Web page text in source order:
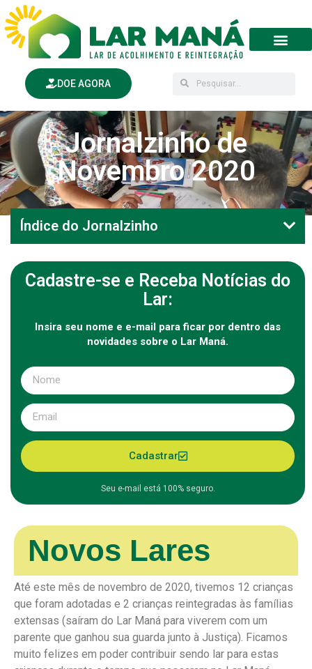
DOE AGORA
Jornalzinho de
Novembro 2020
Novos Lares
Até este mês de novembro de 2020, tivemos 12 crianças
que foram adotadas e 2 crianças reintegradas às famílias
extensas (saíram do Lar Maná para viverem com um
parente que ganhou sua guarda junto à Justiça). Ficamos
muito felizes em poder contribuir sendo lar para estas
Índice do Jornalzinho
Cadastre-se e Receba Notícias do
Lar:
Insira seu nome e e-mail para ficar por dentro das
novidades sobre o Lar Maná.
Cadastrar
Seu e-mail está 100% seguro.